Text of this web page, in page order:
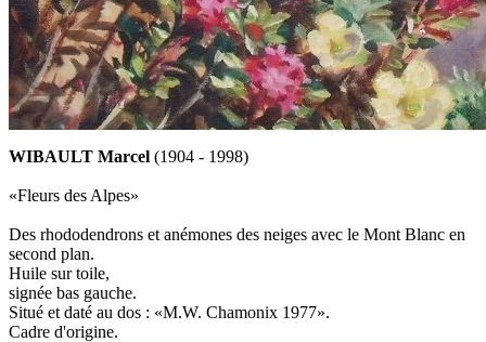
WIBAULT Marcel (1904 - 1998)
«Fleurs des Alpes»
Des rhododendrons et anémones des neiges avec le Mont Blanc en
second plan.
Huile sur toile,
signée bas gauche.
Situé et daté au dos : «M.W. Chamonix 1977».
Cadre d'origine.